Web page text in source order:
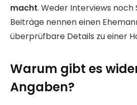
macht. Weder Interviews noch
Beiträge nennen einen
überprüfbare Details zu einer
Warum gibt es
Angaben?